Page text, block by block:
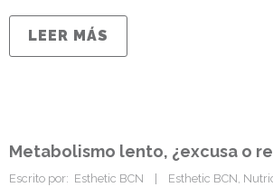
LEER MÁS
Metabolismo lento, ¿excusa o
Escrito por:  Esthetic BCN    | Esthetic BCN,